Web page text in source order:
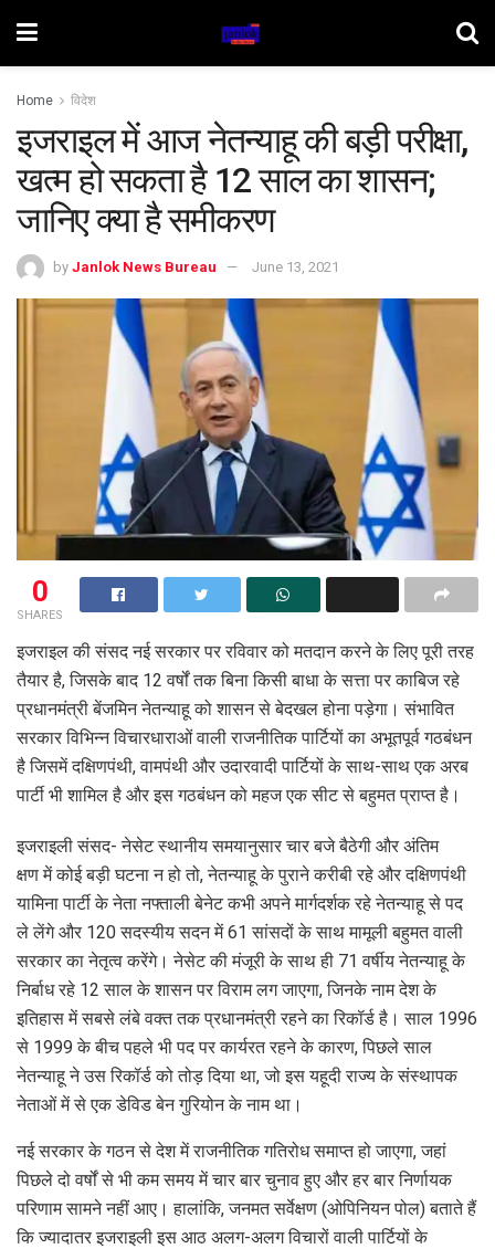
Home विदेश
इजराइल में आज नेतन्याहू की बड़ी परीक्षा,
खत्म हो सकता है 12 साल का शासन;
जानिए क्या है समीकरण
by Janlok News Bureau June 13, 2021
0
SHARES
इजराइल की संसद नई सरकार पर रविवार को मतदान करने के लिए पूरी तरह
तैयार है, जिसके बाद 12 वर्षों तक बिना किसी बाधा के सत्ता पर काबिज रहे
प्रधानमंत्री बेंजमिन नेतन्याहू को शासन से बेदखल होना पड़ेगा। संभावित
सरकार विभिन्न विचारधाराओं वाली राजनीतिक पार्टियों का अभूतपूर्व गठबंधन
है जिसमें दक्षिणपंथी, वामपंथी और उदारवादी पार्टियों के साथ-साथ एक अरब
पार्टी भी शामिल है और इस गठबंधन को महज एक सीट से बहुमत प्राप्त है।
इजराइली संसद- नेसेट स्थानीय समयानुसार चार बजे बैठेगी और अंतिम
क्षण में कोई बड़ी घटना न हो तो, नेतन्याहू के पुराने करीबी रहे और दक्षिणपंथी
यामिना पार्टी के नेता नफ्ताली बेनेट कभी अपने मार्गदर्शक रहे नेतन्याहू से पद
ले लेंगे और 120 सदस्यीय सदन में 61 सांसदों के साथ मामूली बहुमत वाली
सरकार का नेतृत्व करेंगे। नेसेट की मंजूरी के साथ ही 71 वर्षीय नेतन्याहू के
निर्बाध रहे 12 साल के शासन पर विराम लग जाएगा, जिनके नाम देश के
इतिहास में सबसे लंबे वक्त तक प्रधानमंत्री रहने का रिकॉर्ड है। साल 1996
से 1999 के बीच पहले भी पद पर कार्यरत रहने के कारण, पिछले साल
नेतन्याहू ने उस रिकॉर्ड को तोड़ दिया था, जो इस यहूदी राज्य के संस्थापक
नेताओं में से एक डेविड बेन गुरियोन के नाम था।
नई सरकार के गठन से देश में राजनीतिक गतिरोध समाप्त हो जाएगा, जहां
पिछले दो वर्षों से भी कम समय में चार बार चुनाव हुए और हर बार निर्णायक
परिणाम सामने नहीं आए। हालांकि, जनमत सर्वेक्षण (ओपिनियन पोल) बताते हैं
कि ज्यादातर इजराइली इस आठ अलग-अलग विचारों वाली पार्टियों के